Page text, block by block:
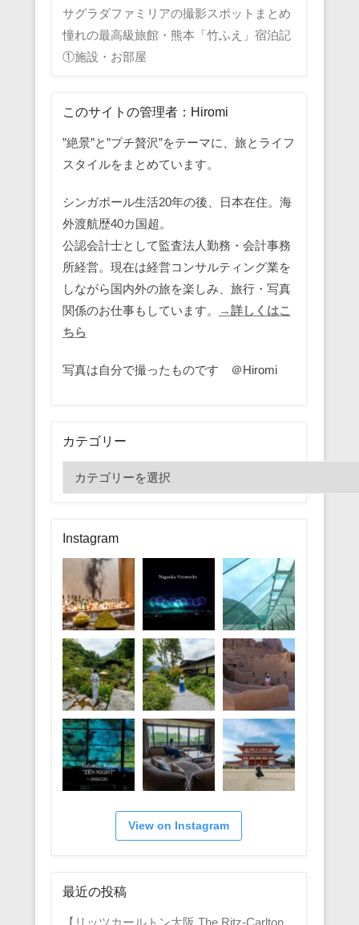
サグラダファミリアの撮影スポットまとめ
憧れの最高級旅館・熊本「竹ふえ」宿泊記
①施設・お部屋
このサイトの管理者：Hiromi
”絶景”と”プチ贅沢”をテーマに、旅とライフ
スタイルをまとめています。
シンガポール生活20年の後、日本在住。海
外渡航歴40カ国超。
公認会計士として監査法人勤務・会計事務
所経営。現在は経営コンサルティング業を
しながら国内外の旅を楽しみ、旅行・写真
関係のお仕事もしています。
→詳しくはこ
ちら
写真は自分で撮ったものです ＠Hiromi
カテゴリー
テ
リ
ー
Instagram
View on Instagram
最近の投稿
【リッツカールトン大阪 The Ritz-Carlton